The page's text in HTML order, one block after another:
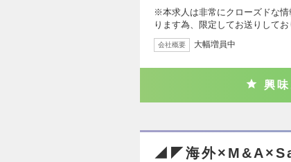
※本求人は非常にクローズドな
ります為、限定してお送りして
会社概要 大幅増員中
興味
◢◤海外